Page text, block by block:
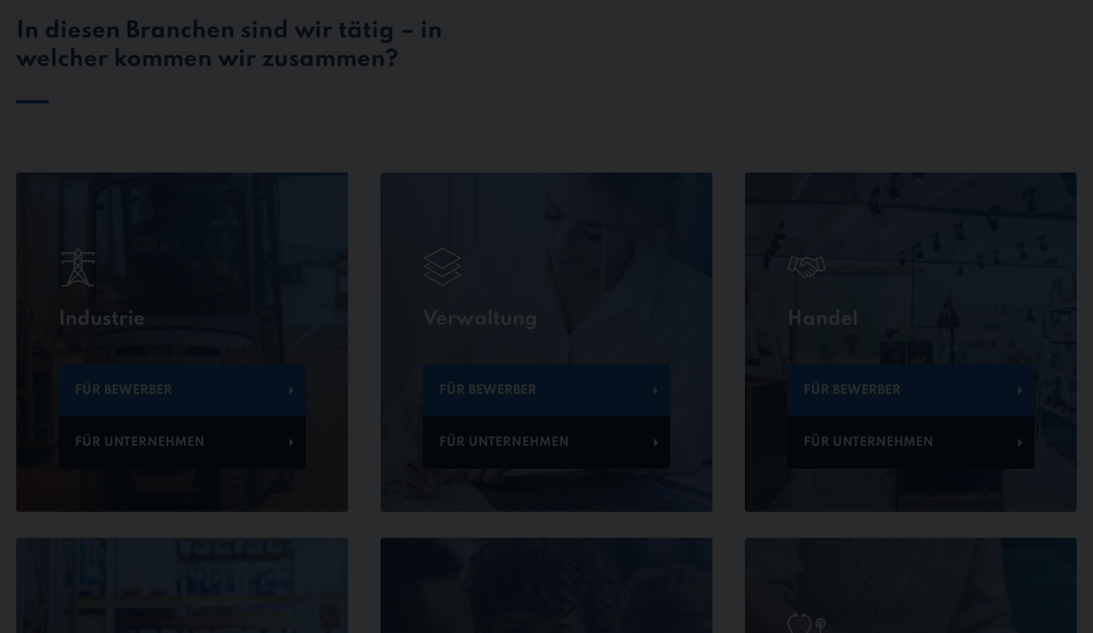
In diesen Branchen sind wir tätig – in
welcher kommen wir zusammen?
Industrie
FÜR BEWERBER
FÜR UNTERNEHMEN
Verwaltung
FÜR BEWERBER
FÜR UNTERNEHMEN
Handel
FÜR BEWERBER
FÜR UNTERNEHMEN